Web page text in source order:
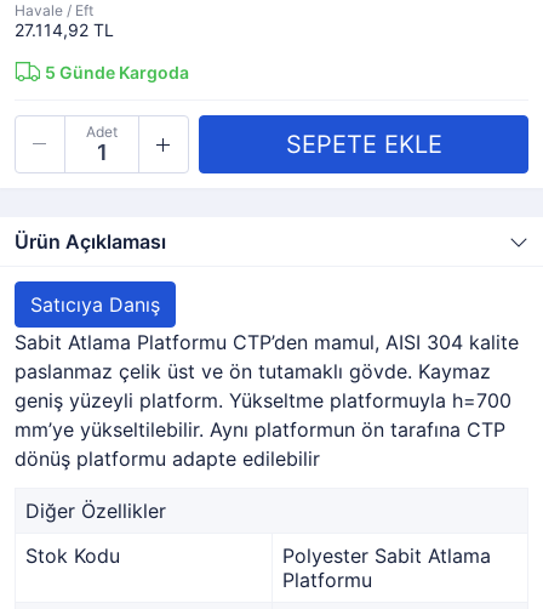
Havale / Eft
27.114,92 TL
5 Günde Kargoda
Adet
Ürün Açıklaması
Satıcıya Danış
Sabit Atlama Platformu CTP’den mamul, AISI 304 kalite
paslanmaz çelik üst ve ön tutamaklı gövde. Kaymaz
geniş yüzeyli platform. Yükseltme platformuyla h=700
mm’ye yükseltilebilir. Aynı platformun ön tarafına CTP
dönüş platformu adapte edilebilir
Diğer Özellikler
Stok Kodu
Polyester Sabit Atlama
Platformu